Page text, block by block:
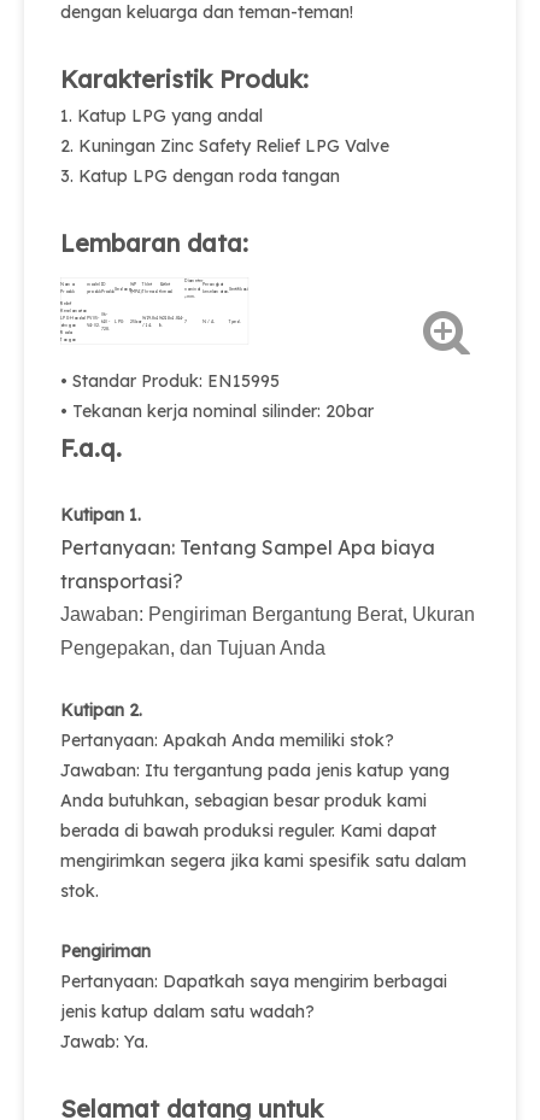
dengan keluarga dan teman-teman!
Karakteristik Produk:
1. Katup LPG yang andal
2. Kuningan Zinc Safety Relief LPG Valve
3. Katup LPG dengan roda tangan
Lembaran data:
Nama
Produk
model
produk
ID
Produk
Sedang
WP
(MPA)
Thlet
Thread.
Outlet
thread.
Diameter
nominal
φmm.
Perangkat
keselamatan.
Sertifikasi
Relief
Keselamatan
LPG Handal
dengan
Roda
Tangan
PV05-
V4-02.
06-
610-
728.
LPG 25bar
W19.8x1
/ 14.
W21.8x1.814-
lh.
7 N / A. Tped.
• Standar Produk: EN15995
• Tekanan kerja nominal silinder: 20bar
F.a.q.
Kutipan 1.
Pertanyaan: Tentang Sampel Apa biaya
transportasi?
Jawaban: Pengiriman Bergantung Berat, Ukuran
Pengepakan, dan Tujuan Anda
Kutipan 2.
Pertanyaan: Apakah Anda memiliki stok?
Jawaban: Itu tergantung pada jenis katup yang
Anda butuhkan, sebagian besar produk kami
berada di bawah produksi reguler. Kami dapat
mengirimkan segera jika kami spesifik satu dalam
stok.
Pengiriman
Pertanyaan: Dapatkah saya mengirim berbagai
jenis katup dalam satu wadah?
Jawab: Ya.
Selamat datang untuk